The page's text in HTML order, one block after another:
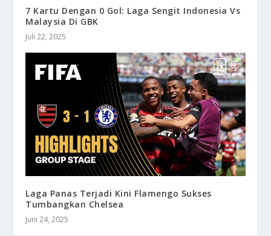
7 Kartu Dengan 0 Gol: Laga Sengit Indonesia Vs
Malaysia Di GBK
Juli 22, 2025
Laga Panas Terjadi Kini Flamengo Sukses
Tumbangkan Chelsea
Juni 24, 2025